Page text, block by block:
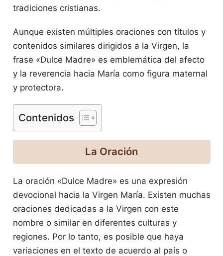
tradiciones cristianas.
Aunque existen múltiples oraciones con títulos y
contenidos similares dirigidos a la Virgen, la
frase «Dulce Madre» es emblemática del afecto
y la reverencia hacia María como figura maternal
y protectora.
Contenidos
La Oración
La oración «Dulce Madre» es una expresión
devocional hacia la Virgen María. Existen muchas
oraciones dedicadas a la Virgen con este
nombre o similar en diferentes culturas y
regiones. Por lo tanto, es posible que haya
variaciones en el texto de acuerdo al país o